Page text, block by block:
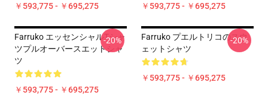
￥593,775 - ￥695,275 ￥593,775 - ￥695,275
Farruko エッセンシャルTシャ
ツプルオーバースエットシャ
ツ
￥593,775 - ￥695,275
-20%
Farruko プエルトリコのスウ
ェットシャツ
￥593,775 - ￥695,275
-20%